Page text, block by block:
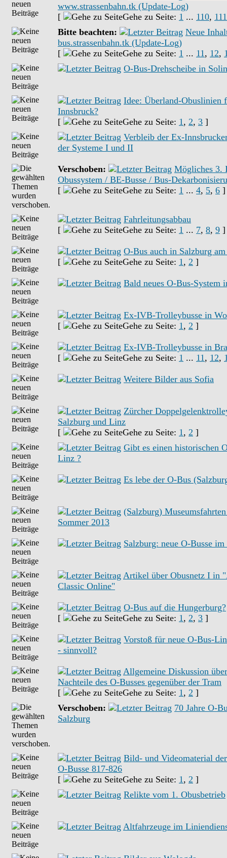
www.strassenbahn.tk (Update-Log)
[
Gehe zu Seite: 1 ... 110, 111
Bitte beachten:
Neue
bus.strassenbahn.tk (Update-Log)
[
Gehe zu Seite: 1 ... 11, 12,
O-Bus-Drehscheibe in
Idee: Überland-Obuslinien
Innsbruck?
[
Gehe zu Seite: 1, 2, 3 ]
Verbleib der Ex-
der Systeme I und II
Verschoben:
Mögliches 3.
Obussystem / BE-Busse / Bus-
[
Gehe zu Seite: 1 ... 4, 5, 6 ]
Fahrleitungsabbau
[
Gehe zu Seite: 1 ... 7, 8, 9 ]
O-Bus auch in Salzburg am
[
Gehe zu Seite: 1, 2 ]
Bald neues O-Bus-System
Ex-IVB-Trolleybusse in
[
Gehe zu Seite: 1, 2 ]
Ex-IVB-Trolleybusse in
[
Gehe zu Seite: 1 ... 11, 12,
Weitere Bilder aus Sofia
Zürcher
Salzburg und Linz
[
Gehe zu Seite: 1, 2 ]
Gibt es einen historischen
Linz ?
Es lebe der O-Bus
(Salzburg)
Sommer 2013
Salzburg: neue O-Busse
Artikel über Obusnetz I in
Classic Online"
O-Bus auf die Hungerburg?
[
Gehe zu Seite: 1, 2, 3 ]
Vorstoß für neue O-Bus-
- sinnvoll?
Allgemeine Diskussion
Nachteile des O-Busses gegenüber der Tram
[
Gehe zu Seite: 1, 2 ]
Verschoben:
70 Jahre O-
Salzburg
Bild- und Videomaterial
O-Busse 817-826
[
Gehe zu Seite: 1, 2 ]
Relikte vom 1. Obusbetrieb
Altfahrzeuge im